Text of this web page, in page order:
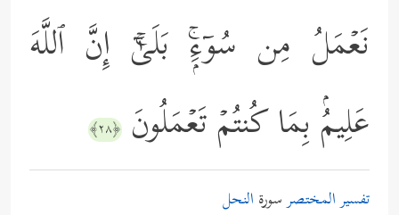
نَعۡمَلُ مِن سُوۤءِۭۚ بَلَىٰۤۚ إِنَّ ٱللَّهَ
عَلِیمُۢ بِمَا كُنتُمۡ تَعۡمَلُونَ ﴿٢٨﴾
تفسير المختصرسورة النحل